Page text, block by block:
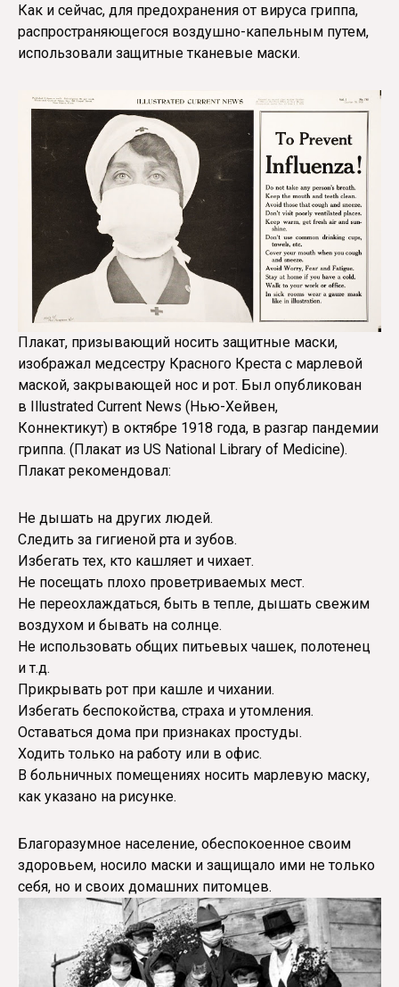
Как и сейчас, для предохранения от вируса гриппа,
распространяющегося воздушно-капельным путем,
использовали защитные тканевые маски.
Плакат, призывающий носить защитные маски,
изображал медсестру Красного Креста с марлевой
маской, закрывающей нос и рот. Был опубликован
в Illustrated Current News (Нью-Хейвен,
Коннектикут) в октябре 1918 года, в разгар пандемии
гриппа. (Плакат из US National Library of Medicine).
Плакат рекомендовал:
Не дышать на других людей.
Следить за гигиеной рта и зубов.
Избегать тех, кто кашляет и чихает.
Не посещать плохо проветриваемых мест.
Не переохлаждаться, быть в тепле, дышать свежим
воздухом и бывать на солнце.
Не использовать общих питьевых чашек, полотенец
и т.д.
Прикрывать рот при кашле и чихании.
Избегать беспокойства, страха и утомления.
Оставаться дома при признаках простуды.
Ходить только на работу или в офис.
В больничных помещениях носить марлевую маску,
как указано на рисунке.
Благоразумное население, обеспокоенное своим
здоровьем, носило маски и защищало ими не только
себя, но и своих домашних питомцев.